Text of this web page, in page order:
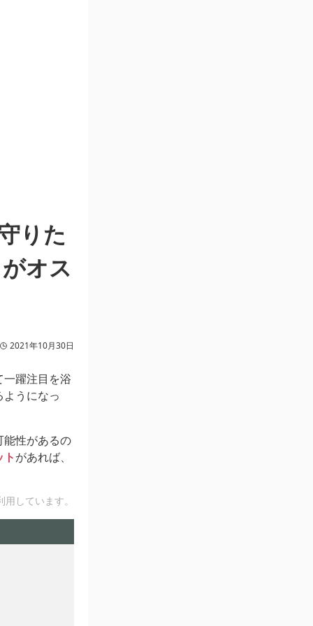
りた
オス
2021年10月30日
躍注目を浴
うになっ
能性があるの
があれば、
しています。